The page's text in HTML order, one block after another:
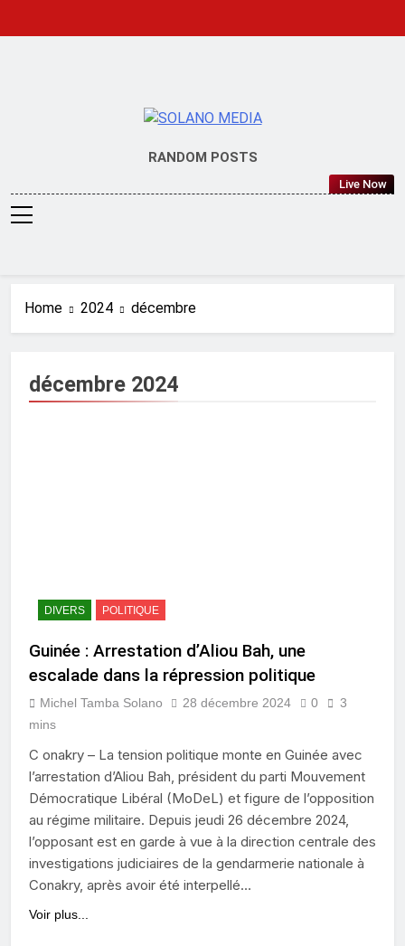
SOLANO
MEDIA
RANDOM POSTS
Live Now
Home 2024 décembre
décembre 2024
DIVERS POLITIQUE
Guinée : Arrestation d’Aliou Bah, une
escalade dans la répression politique
Michel Tamba Solano 28 décembre 2024 0
3
mins
C onakry – La tension politique monte en Guinée avec
l’arrestation d’Aliou Bah, président du parti Mouvement
Démocratique Libéral (MoDeL) et figure de l’opposition
au régime militaire. Depuis jeudi 26 décembre 2024,
l’opposant est en garde à vue à la direction centrale des
investigations judiciaires de la gendarmerie nationale à
Conakry, après avoir été interpellé…
Voir plus...